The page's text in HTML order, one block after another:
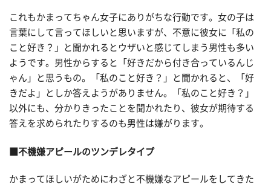
これもかまってちゃん女子にありがちな行動です。女の子は
言葉にして言ってほしいと思いますが、不意に彼女に「私の
こと好き？」と聞かれるとウザいと感じてしまう男性も多い
ようです。男性からすると「好きだから付き合っているんじ
ゃん」と思うもの。「私のこと好き？」と聞かれると、「好
きだよ」としか答えようがありません。「私のこと好き？」
以外にも、分かりきったことを聞かれたり、彼女が期待する
答えを求められたりするのも男性は嫌がります。
■不機嫌アピールのツンデレタイプ
かまってほしいがためにわざと不機嫌なアピールをしてきた